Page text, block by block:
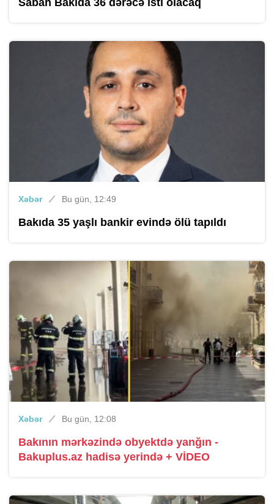
Sabah Bakıda 36 dərəcə isti olacaq
Xəbər Bu gün, 12:49
Bakıda 35 yaşlı bankir evində ölü tapıldı
Xəbər Bu gün, 12:08
Bakının mərkəzində obyektdə yanğın -
Bakuplus.az hadisə yerində + VİDEO